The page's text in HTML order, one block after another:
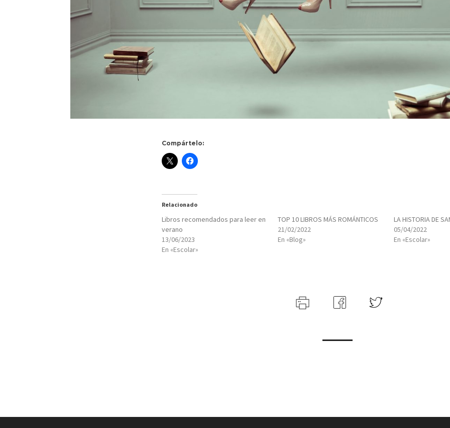
Compártelo:
Relacionado
Libros recomendados para leer en
verano
13/06/2023
En «Escolar»
TOP 10 LIBROS MÁS ROMÁNTICOS
21/02/2022
En «Blog»
LA HISTORIA DE
05/04/2022
En «Escolar»